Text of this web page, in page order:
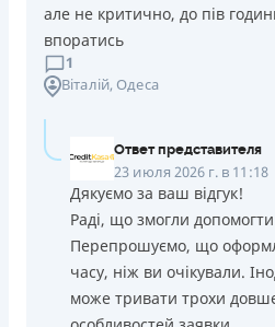
але не критично, до пів
впоратись
1
Віталій, Одеса
Ответ представителя
23 июля 2026 г. в 11:18
Дякуємо за ваш відгук!
Раді, що змогли
Перепрошуємо, що
часу, ніж ви очікували.
може тривати трохи